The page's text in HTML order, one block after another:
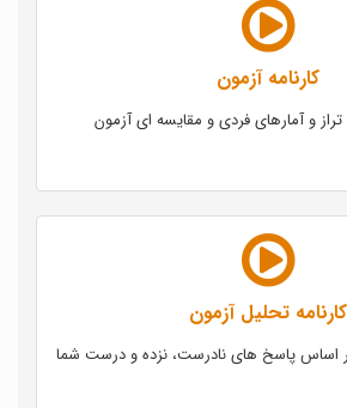
کارنامه آزمون
و آمارهای فردی و مقایسه ای آزمون
کارنامه تحلیل آزمون
اساس پاسخ های نادرست، نزده و درست شما